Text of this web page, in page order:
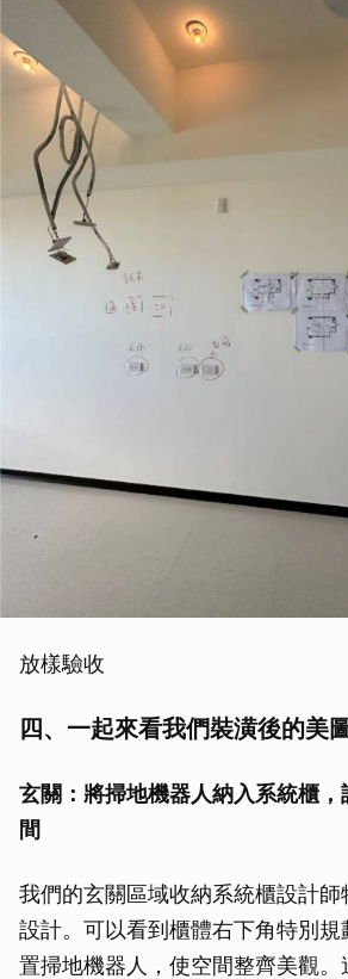
放樣驗收
四、一起來看我們裝潢後的美
玄關：將掃地機器人納入系統櫃
間
我們的玄關區域收納系統櫃設計
設計。可以看到櫃體右下角特別
置掃地機器人，使空間整齊美觀